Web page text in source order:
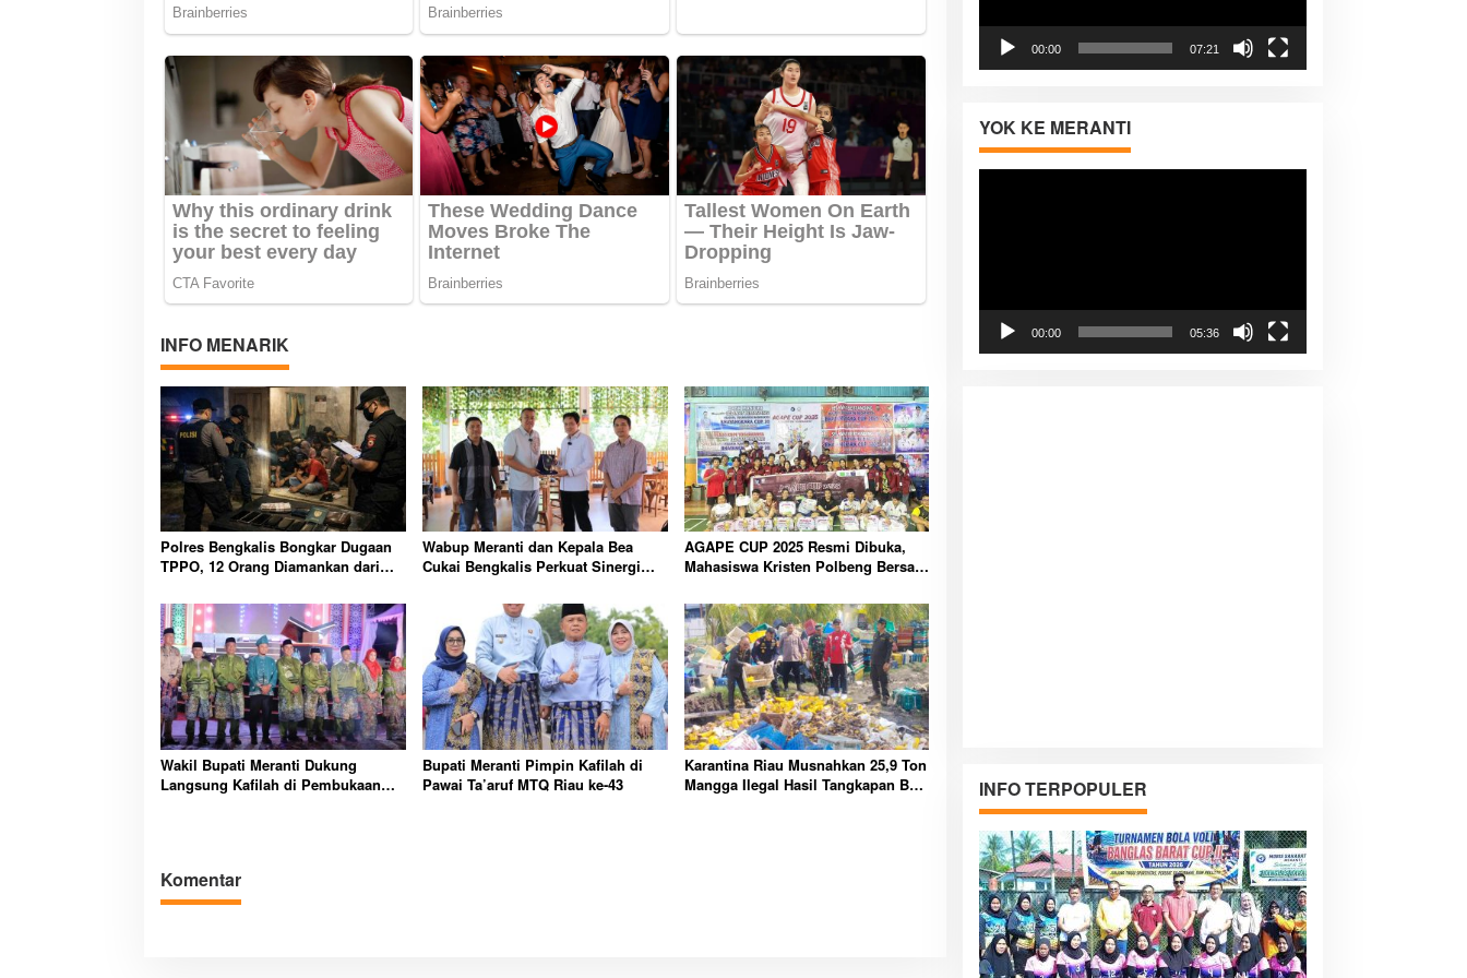
INFO MENARIK
Polres Bengkalis Bongkar Dugaan
TPPO, 12 Orang Diamankan dari
Wabup Meranti dan Kepala Bea
Cukai Bengkalis Perkuat Sinergi
AGAPE CUP 2025 Resmi Dibuka,
Mahasiswa Kristen Polbeng Bersatu
Wakil Bupati Meranti Dukung
Langsung Kafilah di Pembukaan
Bupati Meranti Pimpin Kafilah di
Pawai Ta’aruf MTQ Riau ke-43
Karantina Riau Musnahkan 25,9 Ton
Mangga Ilegal Hasil Tangkapan Bea
Komentar
00:00 07:21
YOK KE MERANTI
00:00 05:36
INFO TERPOPULER